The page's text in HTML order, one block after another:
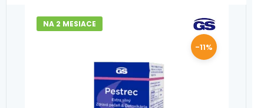
NA 2 MESIACE
-11%